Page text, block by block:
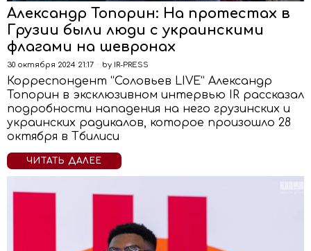
Александр Топорин: На протестах в
Грузии были люди с украинскими
флагами на шевронах
30 октября 2024 21:17 by IR-PRESS
Корреспондент “Соловьев LIVE” Александр
Топорин в эксклюзивном интервью IR рассказал
подробности нападения на него грузинских и
украинских радикалов, которое произошло 28
октября в Тбилиси
ЧИТАТЬ ДАЛЕЕ